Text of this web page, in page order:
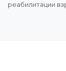
реабилитации